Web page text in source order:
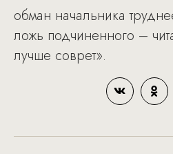
обман начальника
ложь подчиненного –
лучше соврет».